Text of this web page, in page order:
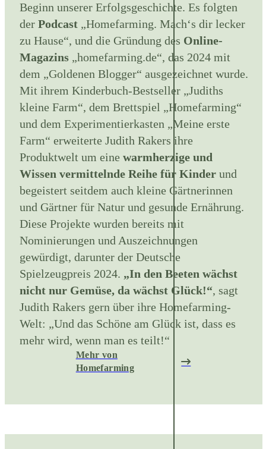
Beginn unserer Erfolgsgeschichte. Es folgten
der Podcast „Homefarming. Mach‘s dir lecker
zu Hause“, und die Gründung des Online-
Magazins „homefarming.de“, das 2024 mit
dem „Goldenen Blogger“ ausgezeichnet wurde.
Mit ihrem Kinderbuch-Bestseller „Judiths
kleine Farm“, dem Brettspiel „Homefarming“
und dem Experimentierkasten „Meine erste
Farm“ erweiterte Judith Rakers ihre
Produktwelt um eine warmherzige und
Wissen vermittelnde Reihe für Kinder und
begeistert seitdem auch kleine Gärtnerinnen
und Gärtner für Natur und gesunde Ernährung.
Diese Projekte wurden bereits mit
Nominierungen und Auszeichnungen
gewürdigt, darunter der Deutsche
Spielzeugpreis 2024. „In den Beeten wächst
nicht nur Gemüse, da wächst Glück!“, sagt
Judith Rakers gern über ihre Homefarming-
Welt: „Und das Schöne am Glück ist, dass es
mehr wird, wenn man es teilt!“
Mehr von
Homefarming